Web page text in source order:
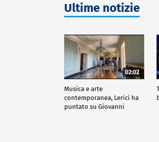
Ultime notizie
02:02
Musica e arte
contemporanea, Lerici ha
puntato su Giovanni